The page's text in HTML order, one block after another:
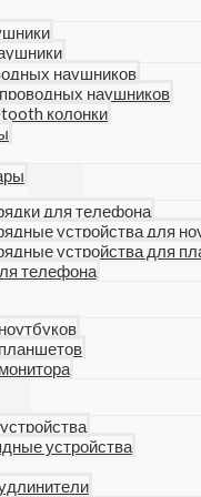
наушников
наушников
колонки
для телефона
устройства для
устройства для
телефона
устройства